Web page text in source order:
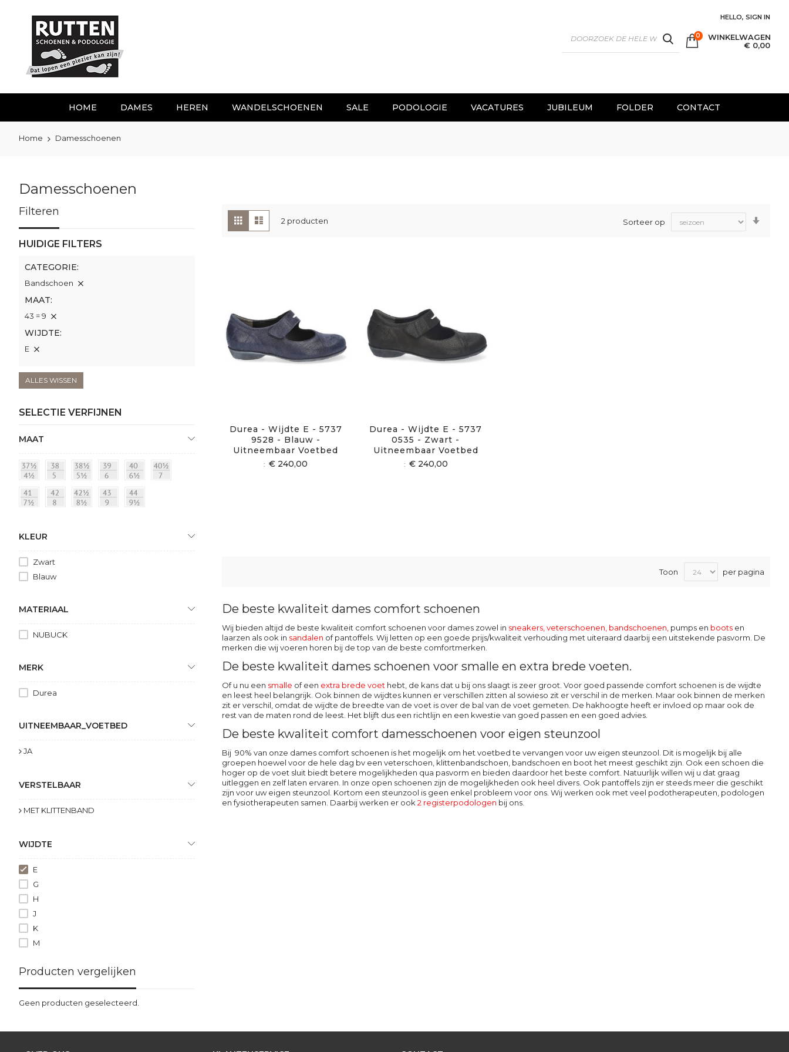
inhoud
HELLO, SIGN IN
SEARCH WINKELWAGEN
€ 0,00
0
HOME DAMES HEREN WANDELSCHOENEN SALE PODOLOGIE VACATURES JUBILEUM FOLDER CONTACT
Home Damesschoenen
Damesschoenen
Tonen
als
Foto-
tabel
2 producten Sorteer op
Durea - Wijdte E - 5737
9528 - Blauw -
Uitneembaar Voetbed
€ 240,00
Durea - Wijdte E - 5737
0535 - Zwart -
Uitneembaar Voetbed
€ 240,00
Toon per pagina
De beste kwaliteit dames comfort schoenen
Wij bieden altijd de beste kwaliteit comfort schoenen voor dames zowel in sneakers, veterschoenen bandschoenen pumps en bootsen
laarzen als ook in sandalen of pantoffels. Wij letten op een goede prijs/kwaliteit verhouding met uiteraard daarbij een uitstekende pasvorm. De
merken die wij voeren horen bij de top van de beste comfortmerken.
De beste kwaliteit dames schoenen voor smalle en extra brede voeten.
Of u nu een smalle of een extra brede voet hebt, de kans dat u bij ons slaagt is zeer groot. Voor goed passende comfort schoenen is de wijdte
en leest heel belangrijk. Ook binnen de wijdtes kunnen er verschillen zitten al sowieso zit er verschil in de merken. Maar ook binnen de merken
zit er verschil, omdat de wijdte de breedte van de voet is over de bal van de voet gemeten. De hakhoogte heeft er invloed op maar ook de
rest van de maten rond de leest. Het blijft dus een richtlijn en een kwestie van goed passen en een goed advies.
De beste kwaliteit comfort damesschoenen voor eigen steunzool
Bij 90% van onze dames comfort schoenen is het mogelijk om het voetbed te vervangen voor uw eigen steunzool. Dit is mogelijk bij alle
groepen hoewel voor de hele dag bv een veterschoen, klittenbandschoen, bandschoen en boot het meest geschikt zijn. Ook een schoen die
hoger op de voet sluit biedt betere mogelijkheden qua pasvorm en bieden daardoor het beste comfort. Natuurlijk willen wij u dat graag
uitleggen en zelf laten ervaren. In onze open schoenen zijn de mogelijkheden ook heel divers. Ook pantoffels zijn er steeds meer die geschikt
zijn voor uw eigen steunzool. Kortom een steunzool is geen enkel probleem voor ons. Wij werken ook met veel podotherapeuten, podologen
en fysiotherapeuten samen. Daarbij werken er ook 2 registerpodologen bij ons.
Filteren
HUIDIGE FILTERS
CATEGORIE
Bandschoen
MAAT
43 = 9
WIJDTE
E
ALLES WISSEN
SELECTIE VERFIJNEN
MAAT
KLEUR
Zwart
Blauw
MATERIAAL
NUBUCK
MERK
Durea
UITNEEMBAAR_VOETBED
JA
VERSTELBAAR
MET KLITTENBAND
WIJDTE
E
G
H
J
K
M
Producten vergelijken
Geen producten geselecteerd.